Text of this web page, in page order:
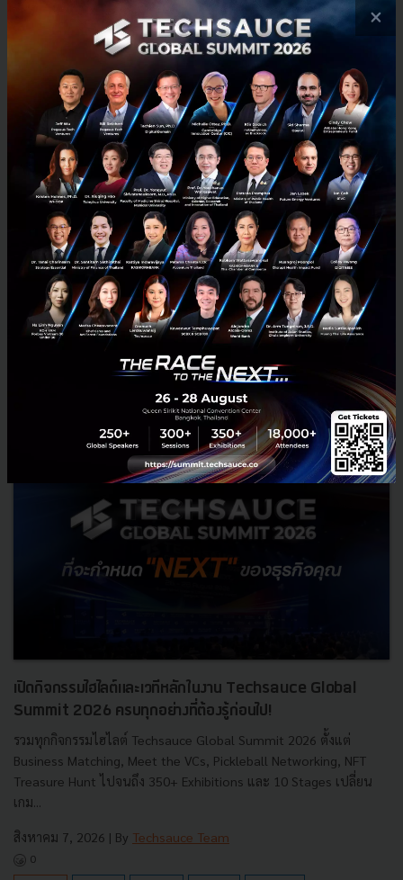
No comment
RELATED ARTICLE
เปิดกิจกรรมไฮไลต์และเวทีหลักในงาน Techsauce Global
Summit 2026 ครบทุกอย่างที่ต้องรู้ก่อนไป!
รวมทุกกิจกรรมไฮไลต์ Techsauce Global Summit 2026 ตั้งแต่
Business Matching, Meet the VCs, Pickleball Networking, NFT
Treasure Hunt ไปจนถึง 350+ Exhibitions และ 10 Stages เปลี่ยน
เกม...
สิงหาคม 7, 2026 | By Techsauce Team
0
×